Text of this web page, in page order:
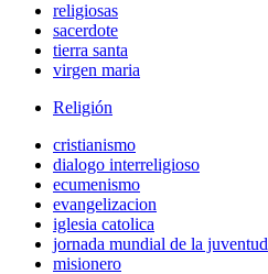
religiosas
sacerdote
tierra santa
virgen maria
Religión
cristianismo
dialogo interreligioso
ecumenismo
evangelizacion
iglesia catolica
jornada mundial de la juventud
misionero